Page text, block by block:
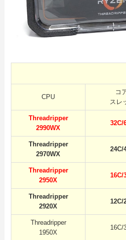
CPU
コ
スレ
Threadripper
2990WX
32C/
Threadripper
2970WX
24C/
Threadripper
2950X
16C/
Threadripper
2920X
12C/
Threadripper
1950X
16C/